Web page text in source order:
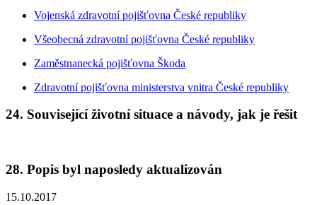
Vojenská zdravotní pojišťovna České republiky
Všeobecná zdravotní pojišťovna České republiky
Zaměstnanecká pojišťovna Škoda
Zdravotní pojišťovna ministerstva vnitra České republiky
24. Související životní situace a návody, jak je řešit
28. Popis byl naposledy aktualizován
15.10.2017